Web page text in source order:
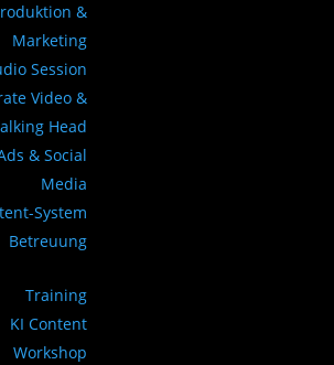
&
Marketing
Session
Video &
Head
& Social
Media
System
Betreuung
Training
KI Content
Workshop